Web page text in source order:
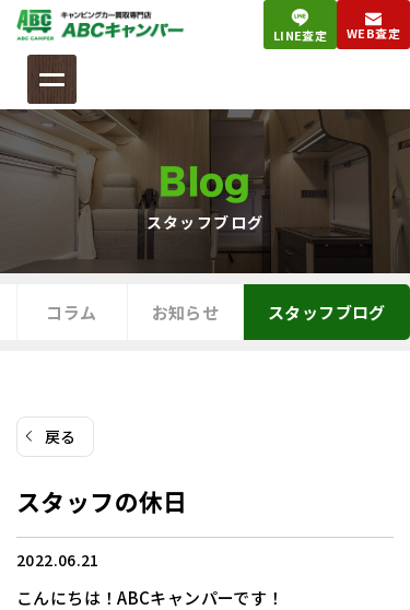
ツ
へ
プ
LINE査定 WEB査定
Blog
スタッフブログ
コラム お知らせ スタッフブログ
戻る
スタッフの休日
2022.06.21
こんにちは！ABCキャンパーです！